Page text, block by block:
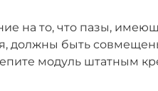
на то, что пазы,
должны быть
модуль штатным